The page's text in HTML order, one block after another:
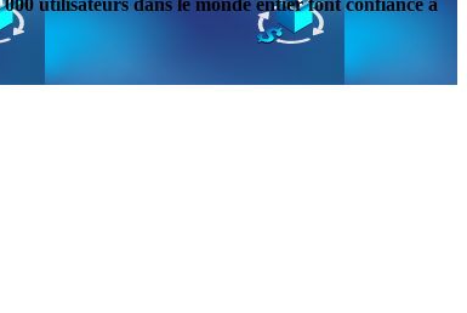
utilisateurs dans le monde entier font confiance à